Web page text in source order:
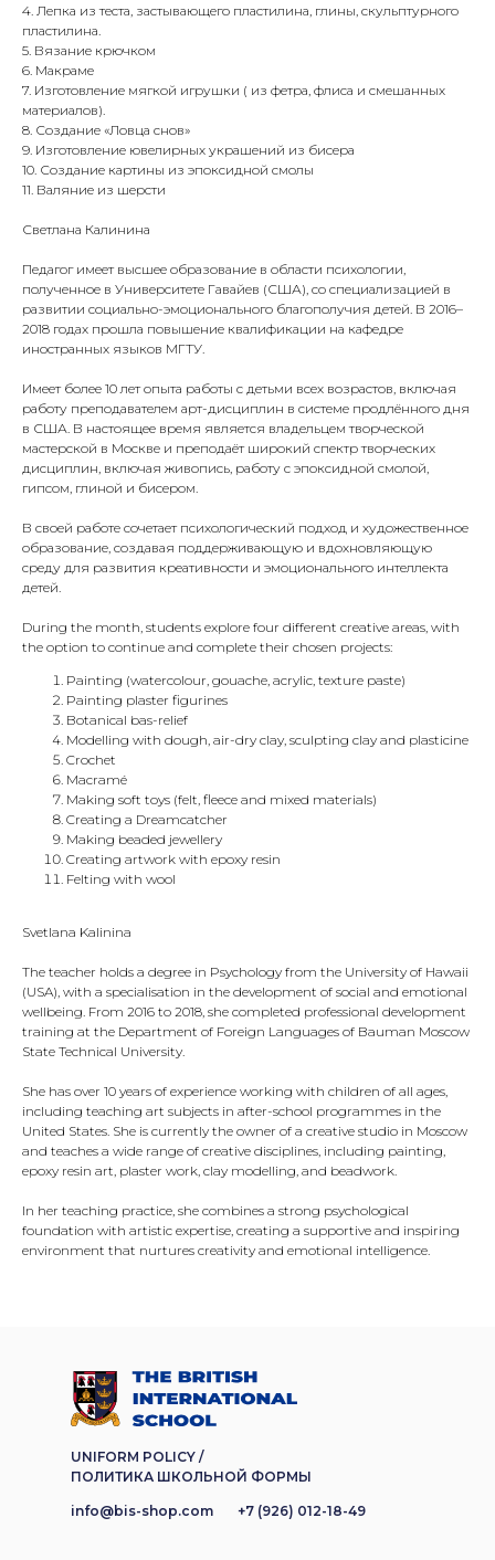
4.⁠ ⁠Лепка из теста, застывающего пластилина, глины, скульптурного
пластилина.
5.⁠ ⁠Вязание крючком
6.⁠ ⁠Макраме
7.⁠ ⁠Изготовление мягкой игрушки ( из фетра, флиса и смешанных
материалов).
8.⁠ ⁠Создание «Ловца снов»
9.⁠ ⁠Изготовление ювелирных украшений из бисера
10.⁠ ⁠Создание картины из эпоксидной смолы
11.⁠ ⁠Валяние из шерсти
Светлана Калинина
Педагог имеет высшее образование в области психологии,
полученное в Университете Гавайев (США), со специализацией в
развитии социально-эмоционального благополучия детей. В 2016–
2018 годах прошла повышение квалификации на кафедре
иностранных языков МГТУ.
Имеет более 10 лет опыта работы с детьми всех возрастов, включая
работу преподавателем арт-дисциплин в системе продлённого дня
в США. В настоящее время является владельцем творческой
мастерской в Москве и преподаёт широкий спектр творческих
дисциплин, включая живопись, работу с эпоксидной смолой,
гипсом, глиной и бисером.
В своей работе сочетает психологический подход и художественное
образование, создавая поддерживающую и вдохновляющую
среду для развития креативности и эмоционального интеллекта
детей.
During the month, students explore four different creative areas, with
the option to continue and complete their chosen projects:
Painting (watercolour, gouache, acrylic, texture paste)
Painting plaster figurines
Botanical bas-relief
Modelling with dough, air-dry clay, sculpting clay and plasticine
Crochet
Macramé
Making soft toys (felt, fleece and mixed materials)
Creating a Dreamcatcher
Making beaded jewellery
Creating artwork with epoxy resin
Felting with wool
Svetlana Kalinina
The teacher holds a degree in Psychology from the University of Hawaii
(USA), with a specialisation in the development of social and emotional
wellbeing. From 2016 to 2018, she completed professional development
training at the Department of Foreign Languages of Bauman Moscow
State Technical University.
She has over 10 years of experience working with children of all ages,
including teaching art subjects in after-school programmes in the
United States. She is currently the owner of a creative studio in Moscow
and teaches a wide range of creative disciplines, including painting,
epoxy resin art, plaster work, clay modelling, and beadwork.
In her teaching practice, she combines a strong psychological
foundation with artistic expertise, creating a supportive and inspiring
environment that nurtures creativity and emotional intelligence.
UNIFORM POLICY /
ПОЛИТИКА ШКОЛЬНОЙ ФОРМЫ
info@bis-shop.com +7 (926) 012-18-49